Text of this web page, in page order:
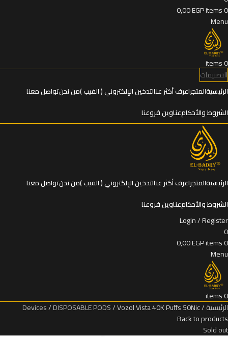
0
items
0,00EGP
Menu
0
items
التصنيفات
الرئيسيةالمتجراعرف أكثر عنالتدخين الإلكتروني ( الفيب )من نحنتواصل معنا
الشروط والأحكامعناوين فروعنا
الرئيسيةالمتجراعرف أكثر عنالتدخين الإلكتروني ( الفيب )من نحنتواصل معنا
الشروط والأحكامعناوين فروعنا
Login / Register
0
0
items
0,00EGP
Menu
0
items
الرئيسية
Devices DISPOSABLE PODS Vozol Vista 40K Puffs 50Nic
Back to products
Sold out